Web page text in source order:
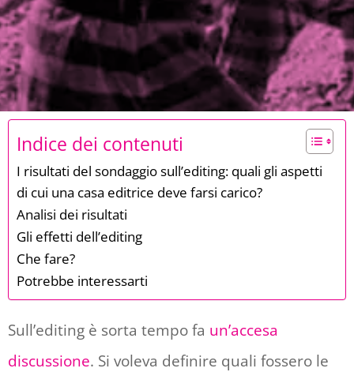
Indice dei contenuti
I risultati del sondaggio sull’editing: quali gli aspetti
di cui una casa editrice deve farsi carico?
Analisi dei risultati
Gli effetti dell’editing
Che fare?
Potrebbe interessarti
Sull’editing è sorta tempo fa un’accesa
discussione. Si voleva definire quali fossero le